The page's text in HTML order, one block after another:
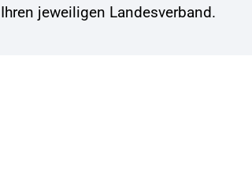
Ihren jeweiligen Landesverband.